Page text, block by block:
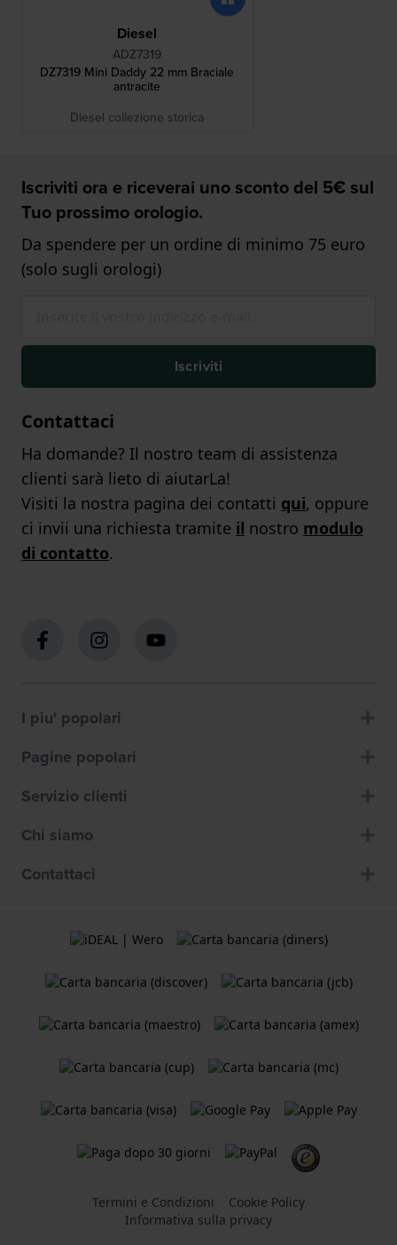
Diesel
ADZ7319
DZ7319 Mini Daddy 22 mm Braciale
antracite
Diesel collezione storica
Iscriviti ora e riceverai uno sconto del 5€ sul
Tuo prossimo orologio.
Da spendere per un ordine di minimo 75 euro
(solo sugli orologi)
Iscriviti
Contattaci
Ha domande? Il nostro team di assistenza
clienti sarà lieto di aiutarLa!
Visiti la nostra pagina dei contatti qui, oppure
ci invii una richiesta tramite il nostro modulo
di contatto.
I piu' popolari
Pagine popolari
Servizio clienti
Chi siamo
Contattaci
Termini e Condizioni
Cookie Policy
Informativa sulla privacy